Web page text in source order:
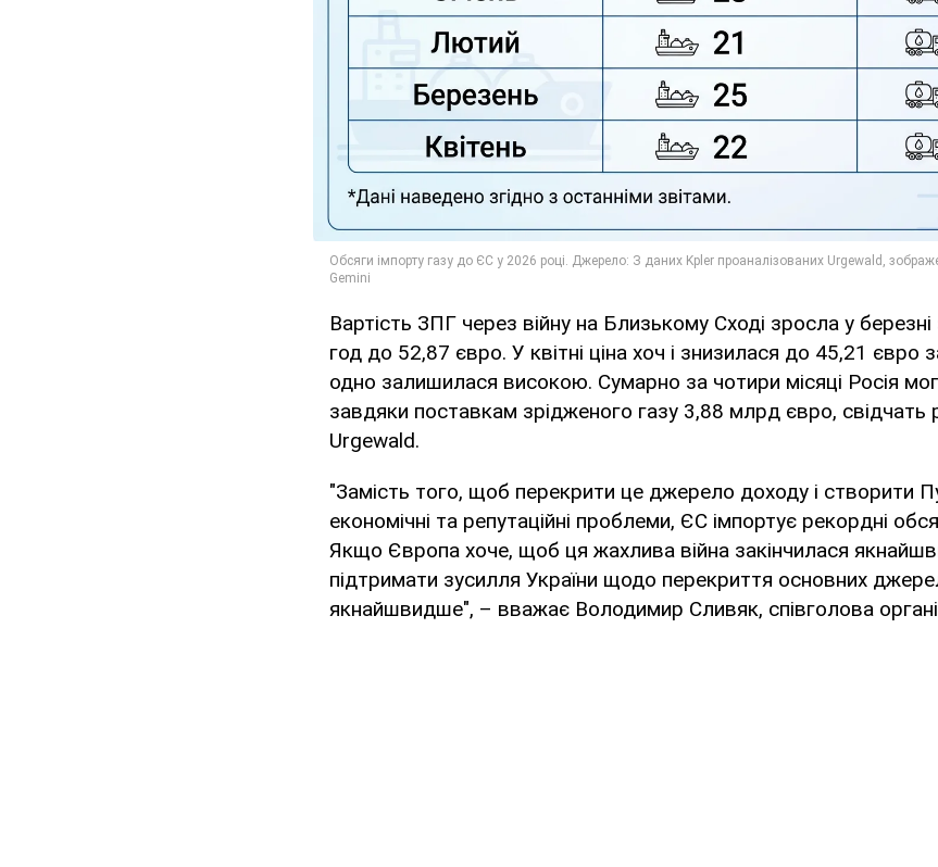
Вартість ЗПГ через війну на Близькому Сході зросла у
год до 52,87 євро. У квітні ціна хоч і знизилася до 45,21
одно залишилася високою. Сумарно за чотири місяці Росія
завдяки поставкам зрідженого газу 3,88 млрд євро, свідчать
Urgewald.
"Замість того, щоб перекрити це джерело доходу і створити
економічні та репутаційні проблеми, ЄС імпортує рекордні
Якщо Європа хоче, щоб ця жахлива війна закінчилася
підтримати зусилля України щодо перекриття основних
якнайшвидше", – вважає Володимир Сливяк, співголова